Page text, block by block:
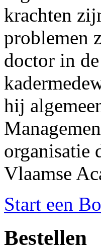
krachten
problemen
doctor in
hij
organisatie
Vlaamse
Start een
Bestellen